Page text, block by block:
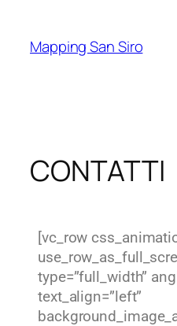
Mapping San Siro
CONTATTI
[vc_row
type=”full_width”
text_align=”left”